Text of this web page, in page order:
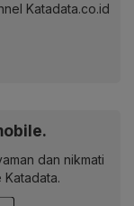
Katadata.co.id
dan nikmati